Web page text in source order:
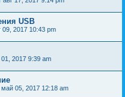
USB
09, 2017 10:43 pm
01, 2017 9:39 am
05, 2017 12:18 am